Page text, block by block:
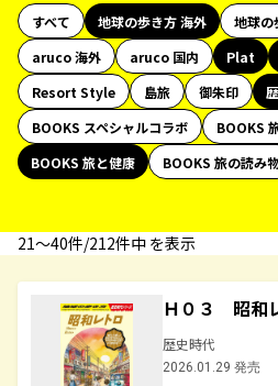
すべて 地球の歩き方 海外
地球の
aruco 海外
aruco 国内 Plat
Resort Style
島旅 御朱印
BOOKS スペシャルコラボ
BOOKS
BOOKS 旅と健康
BOOKS 旅の読み
21〜40件/212件中 を表示
Ｈ０３ 昭和
歴史時代
2026.01.29 発売